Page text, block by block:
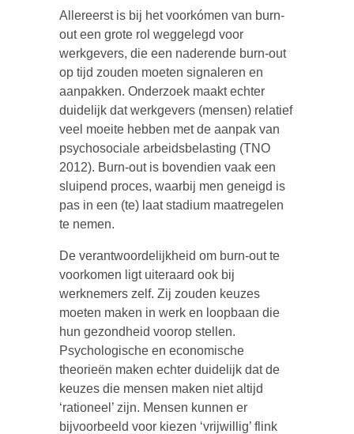
Allereerst is bij het voorkómen van burn-
out een grote rol weggelegd voor
werkgevers, die een naderende burn-out
op tijd zouden moeten signaleren en
aanpakken. Onderzoek maakt echter
duidelijk dat werkgevers (mensen) relatief
veel moeite hebben met de aanpak van
psychosociale arbeidsbelasting (TNO
2012). Burn-out is bovendien vaak een
sluipend proces, waarbij men geneigd is
pas in een (te) laat stadium maatregelen
te nemen.
De verantwoordelijkheid om burn-out te
voorkomen ligt uiteraard ook bij
werknemers zelf. Zij zouden keuzes
moeten maken in werk en loopbaan die
hun gezondheid voorop stellen.
Psychologische en economische
theorieën maken echter duidelijk dat de
keuzes die mensen maken niet altijd
‘rationeel’ zijn. Mensen kunnen er
bijvoorbeeld voor kiezen ‘vrijwillig’ flink